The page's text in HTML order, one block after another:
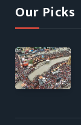
Our Picks